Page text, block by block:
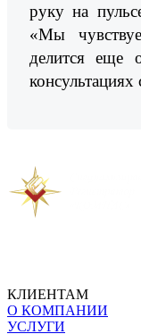
руку на
«Мы
делится еще
КЛИЕНТАМ
О КОМПАНИИ
УСЛУГИ